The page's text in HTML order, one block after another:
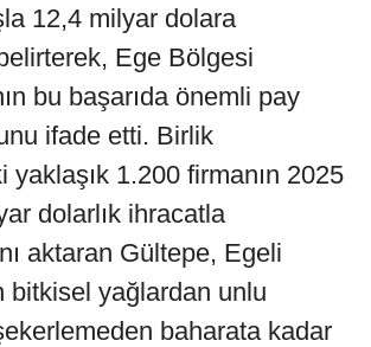
12,4 milyar dolara
Ege Bölgesi
bu başarıda önemli pay
ifade etti. Birlik
yaklaşık 1.200 firmanın 2025
dolarlık ihracatla
aktaran Gültepe, Egeli
bitkisel yağlardan unlu
baharata kadar